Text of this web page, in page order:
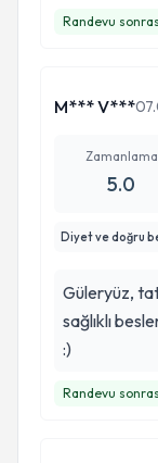
Randevu
M*** V***
Zamanlama
5.0
Diyet ve doğru
Güleryüz,
sağlıklı
:)
Randevu